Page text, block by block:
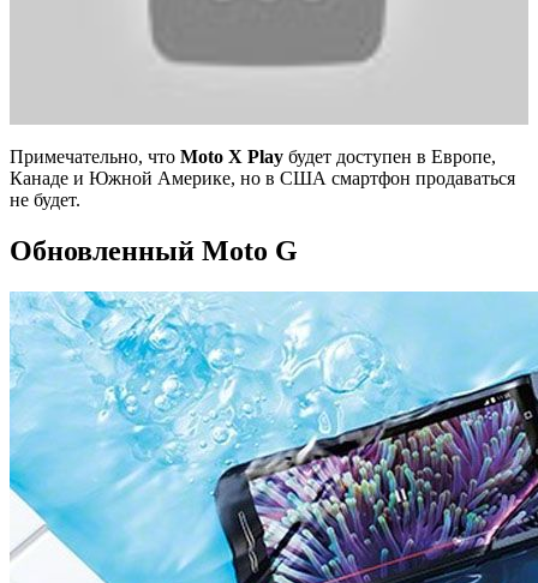
Примечательно, что Moto X Play будет доступен в Европе,
Канаде и Южной Америке, но в США смартфон продаваться
не будет.
Обновленный Moto G